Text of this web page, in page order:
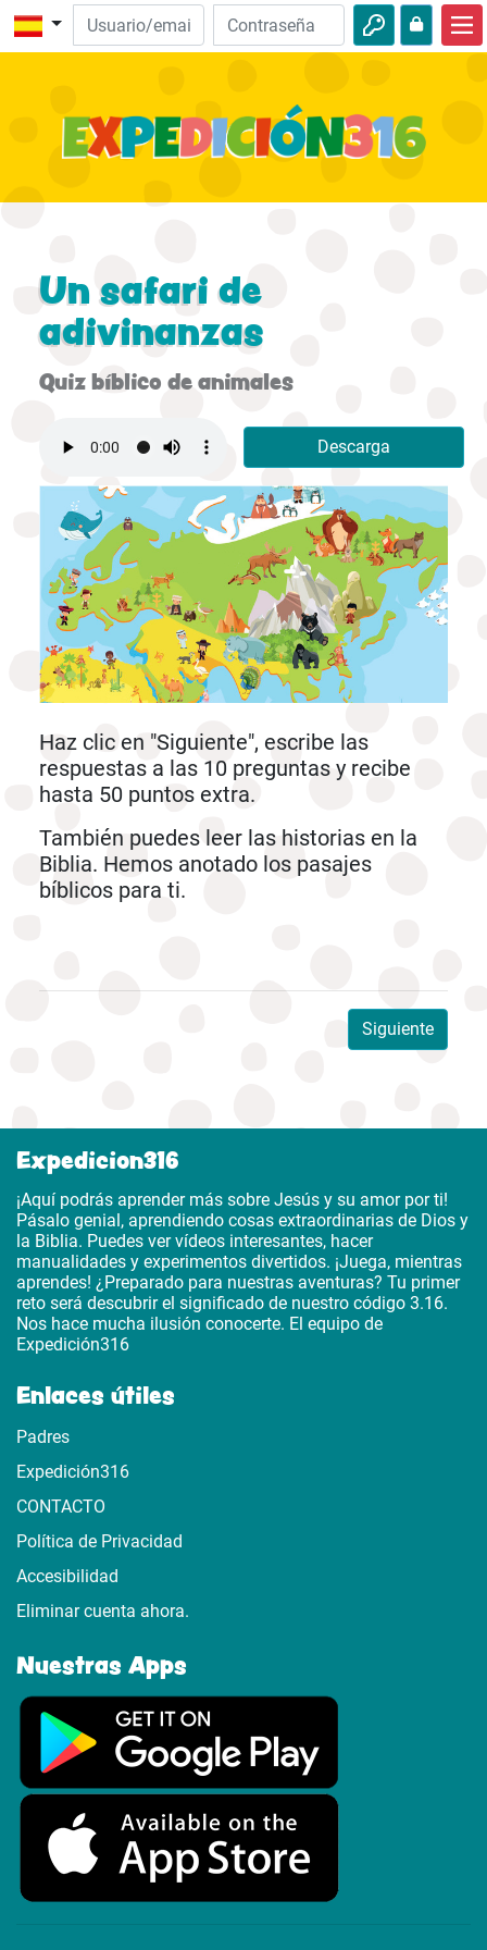
Descubre la Biblia
Aventuras
Actividades
Un safari de
adivinanzas
Quiz bíblico de animales
Descarga
Haz clic en "Siguiente", escribe las
respuestas a las 10 preguntas y recibe
hasta 50 puntos extra.
También puedes leer las historias en la
Biblia. Hemos anotado los pasajes
bíblicos para ti.
Siguiente
Expedicion316
¡Aquí podrás aprender más sobre Jesús y su amor por ti!
Pásalo genial, aprendiendo cosas extraordinarias de Dios y
la Biblia. Puedes ver vídeos interesantes, hacer
manualidades y experimentos divertidos. ¡Juega, mientras
aprendes! ¿Preparado para nuestras aventuras? Tu primer
reto será descubrir el significado de nuestro código 3.16.
Nos hace mucha ilusión conocerte. El equipo de
Expedición316
Enlaces útiles
Padres
Expedición316
CONTACTO
Política de Privacidad
Accesibilidad
Eliminar cuenta ahora.
Nuestras Apps